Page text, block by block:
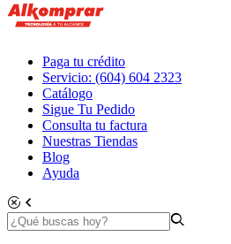
Paga tu crédito
Servicio: (604) 604 2323
Catálogo
Sigue Tu Pedido
Consulta tu factura
Nuestras Tiendas
Blog
Ayuda